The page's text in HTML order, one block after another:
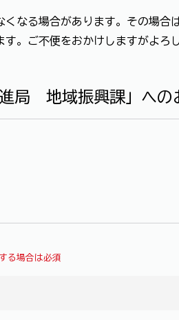
なる場合があります。その場合
。ご不便をおかけしますがよろ
進局 地域振興課」への
る場合は必須